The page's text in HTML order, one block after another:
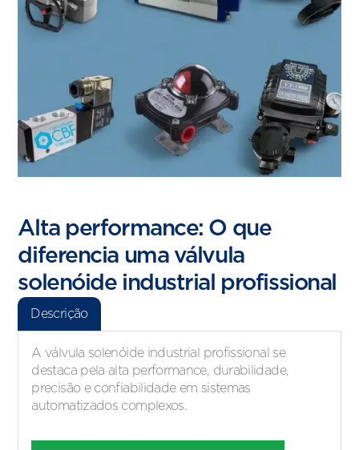
Alta performance: O que
diferencia uma válvula
solenóide industrial profissional
Descrição
A válvula solenóide industrial profissional se
destaca pela alta performance, durabilidade,
precisão e confiabilidade em sistemas
automatizados complexos.